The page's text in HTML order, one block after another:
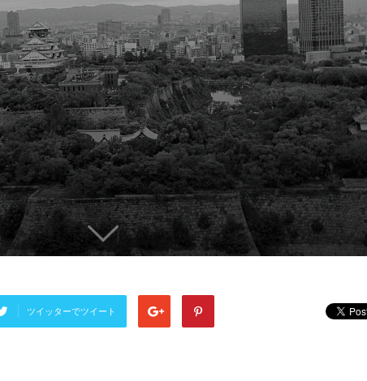
ツイッターでツイート